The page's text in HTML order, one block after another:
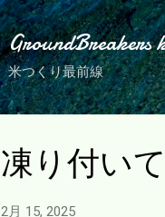
GroundBreakers
米つくり最前線
凍り付い
2月 15, 2025